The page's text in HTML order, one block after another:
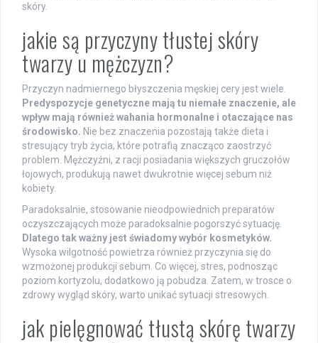
skóry.
jakie są przyczyny tłustej skóry
twarzy u mężczyzn?
Przyczyn nadmiernego błyszczenia męskiej cery jest wiele.
Predyspozycje genetyczne mają tu niemałe znaczenie, ale
wpływ mają również wahania hormonalne i otaczające nas
środowisko. Nie bez znaczenia pozostają także dieta i
stresujący tryb życia, które potrafią znacząco zaostrzyć
problem. Mężczyźni, z racji posiadania większych gruczołów
łojowych, produkują nawet dwukrotnie więcej sebum niż
kobiety.
Paradoksalnie, stosowanie nieodpowiednich preparatów
oczyszczających może paradoksalnie pogorszyć sytuację.
Dlatego tak ważny jest świadomy wybór kosmetyków.
Wysoka wilgotność powietrza również przyczynia się do
wzmożonej produkcji sebum. Co więcej, stres, podnosząc
poziom kortyzolu, dodatkowo ją pobudza. Zatem, w trosce o
zdrowy wygląd skóry, warto unikać sytuacji stresowych.
jak pielęgnować tłustą skórę twarzy